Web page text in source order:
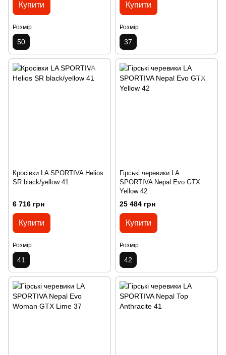
Купити
Розмір
50
Купити
Розмір
37
Кросівки LA SPORTIVA Helios
SR black/yellow 41
6 716 грн
Купити
Розмір
41
Гірські черевики LA
SPORTIVA Nepal Evo GTX
Yellow 42
25 484 грн
Купити
Розмір
42